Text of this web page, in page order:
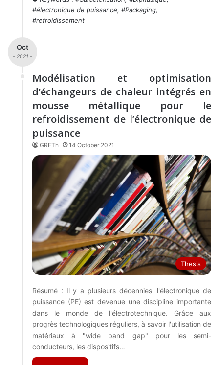
#électronique de puissance, #Packaging,
#refroidissement
Oct
- 2021 -
Modélisation et optimisation
d’échangeurs de chaleur intégrés en
mousse métallique pour le
refroidissement de l’électronique de
puissance
GRETh 14 October 2021
Thesis
Résumé : Il y a plusieurs décennies, l'électronique de
puissance (PE) est devenue une discipline importante
dans le monde de l'électrotechnique. Grâce aux
progrès technologiques réguliers, à savoir l'utilisation de
matériaux à "wide band gap" pour les semi-
conducteurs, les dispositifs…